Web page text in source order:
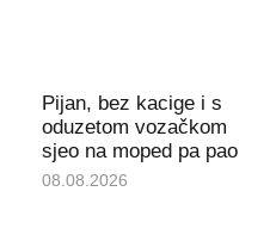
Pijan, bez kacige i s
oduzetom vozačkom
sjeo na moped pa pao
08.08.2026